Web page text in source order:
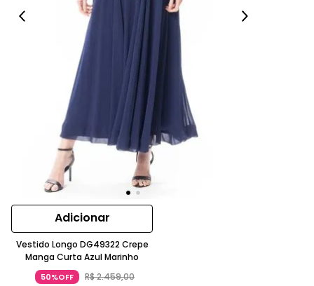
Adicionar
Vestido Longo DG49322 Crepe
Manga Curta Azul Marinho
50%OFF R$2.459,00